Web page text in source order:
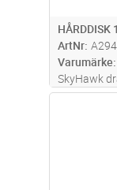
HÅRDDISK
ArtNr
Varumärke
SkyHawk
erfarenhet
firmware
sömlös